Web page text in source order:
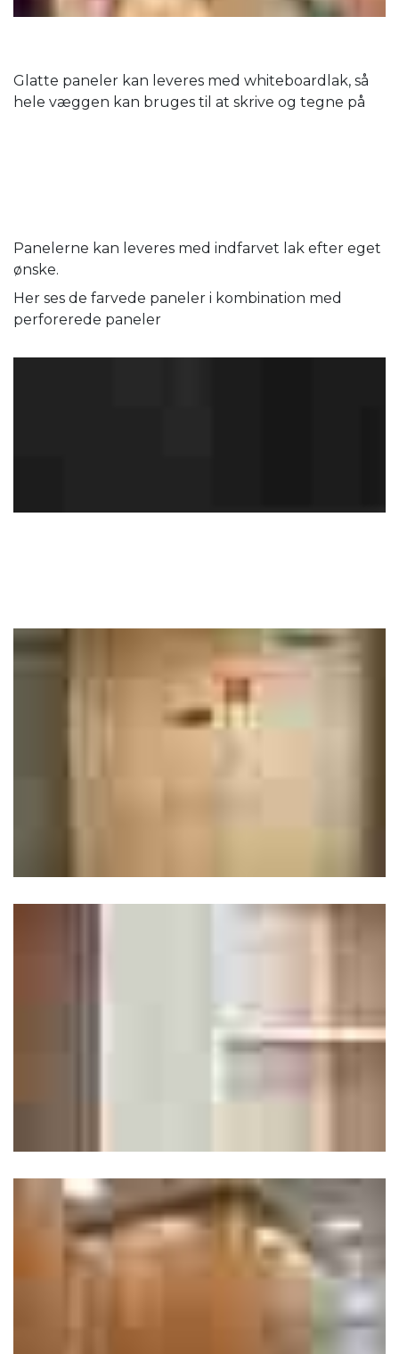
Glatte paneler kan leveres med whiteboardlak, så
hele væggen kan bruges til at skrive og tegne på
Panelerne kan leveres med indfarvet lak efter eget
ønske.
Her ses de farvede paneler i kombination med
perforerede paneler